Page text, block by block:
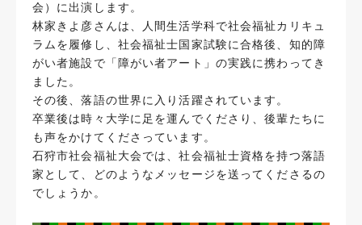
会）に出演します。
林家きよ彦さんは、人間生活学科で社会福祉カリキュ
ラムを履修し、社会福祉士国家試験に合格後、知的障
がい者施設で「障がい者アート」の実践に携わってき
ました。
その後、落語の世界に入り活躍されています。
卒業後は時々大学に足を運んでくださり、後輩たちに
も声をかけてくださっています。
石狩市社会福祉大会では、社会福祉士資格を持つ落語
家として、どのようなメッセージを送ってくださるの
でしょうか。